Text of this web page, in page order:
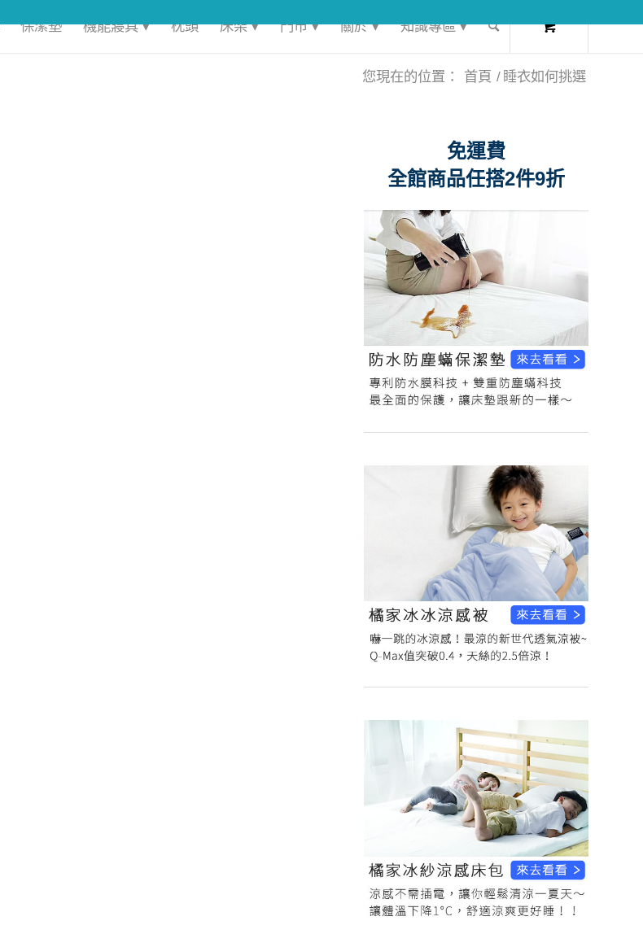
保潔墊 機能寢具 ▾ 枕頭 床架 ▾ 門市 ▾ 關於 ▾ 知識專區 ▾
您現在的位置： 首頁 / 睡衣如何挑選
免運費
全館商品任搭2件9折